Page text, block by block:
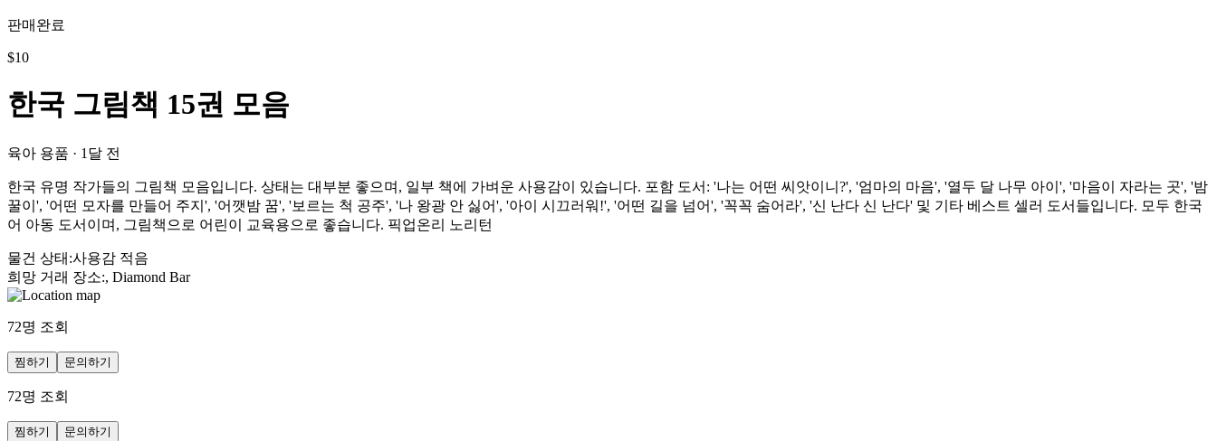
판매완료
$10
한국 그림책 15권 모음
육아 용품 · 1달 전
한국 유명 작가들의 그림책 모음입니다. 상태는 대부분 좋으며, 일부 책에 가벼운 사용감이 있습니다. 포함 도서: '나는 어떤 씨앗이니?', '엄마의 마음', '열두 달 나무 아이', '마음이 자라는 곳', '밤
꿀이', '어떤 모자를 만들어 주지', '어깻밤 꿈', '보르는 척 공주', '나 왕광 안 싫어', '아이 시끄러워!', '어떤 길을 넘어', '꼭꼭 숨어라', '신 난다 신 난다' 및 기타 베스트 셀러 도서들입니다. 모두 한국
어 아동 도서이며, 그림책으로 어린이 교육용으로 좋습니다. 픽업온리 노리턴
물건 상태 :사용감 적음
희망 거래 장소:, Diamond Bar
72명 조회
찜하기 문의하기
72명 조회
찜하기 문의하기